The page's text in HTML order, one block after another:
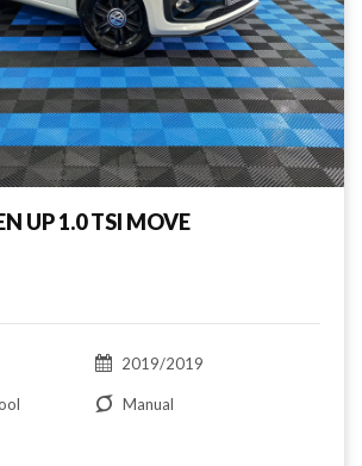
UP 1.0 TSI MOVE
2019/2019
Manual